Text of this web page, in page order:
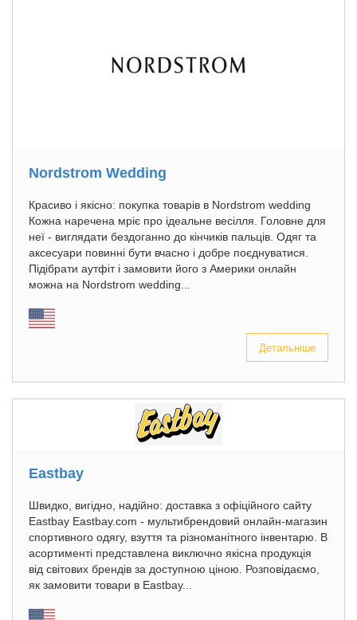
Nordstrom Wedding
Красиво і якісно: покупка товарів в Nordstrom wedding
Кожна наречена мріє про ідеальне весілля. Головне для
неї - виглядати бездоганно до кінчиків пальців. Одяг та
аксесуари повинні бути вчасно і добре поєднуватися.
Підібрати аутфіт і замовити його з Америки онлайн
можна на Nordstrom wedding...
Детальніше
Eastbay
Швидко, вигідно, надійно: доставка з офіційного сайту
Eastbay Eastbay.com - мультибрендовий онлайн-магазин
спортивного одягу, взуття та різноманітного інвентарю. В
асортименті представлена виключно якісна продукція
від світових брендів за доступною ціною. Розповідаємо,
як замовити товари в Eastbay...